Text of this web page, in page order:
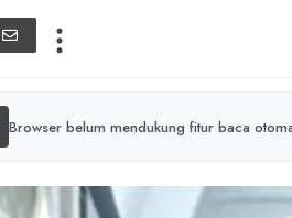
Browser belum mendukung fitur baca